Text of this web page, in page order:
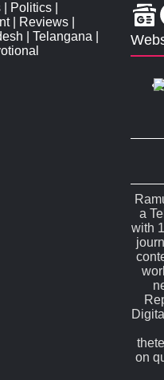
Politics
| Reviews
Telangana
a
with
on